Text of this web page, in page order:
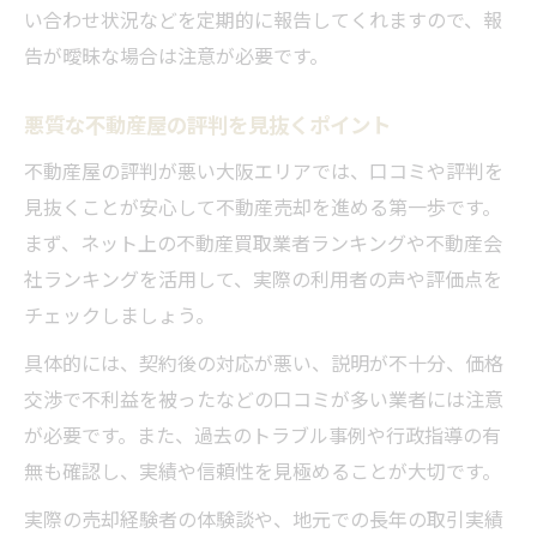
い合わせ状況などを定期的に報告してくれますので、報
告が曖昧な場合は注意が必要です。
悪質な不動産屋の評判を見抜くポイント
不動産屋の評判が悪い大阪エリアでは、口コミや評判を
見抜くことが安心して不動産売却を進める第一歩です。
まず、ネット上の不動産買取業者ランキングや不動産会
社ランキングを活用して、実際の利用者の声や評価点を
チェックしましょう。
具体的には、契約後の対応が悪い、説明が不十分、価格
交渉で不利益を被ったなどの口コミが多い業者には注意
が必要です。また、過去のトラブル事例や行政指導の有
無も確認し、実績や信頼性を見極めることが大切です。
実際の売却経験者の体験談や、地元での長年の取引実績